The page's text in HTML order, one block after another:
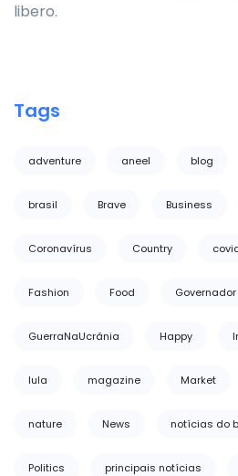
libero.
Tags
adventure aneel blog
brasil Brave Business
Coronavírus Country
Fashion Food Governador
GuerraNaUcrânia Happy
lula magazine Market
nature News notícias do
Politics principais notícias